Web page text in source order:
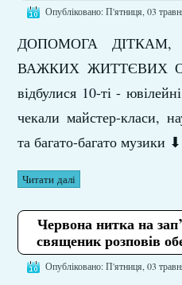
Опубліковано: П'ятниця, 03
ДОПОМОГА
ВАЖКИХ ЖИТТЄВИХ
відбулися 10-ті -
чекали майстер-класи,
та багато-багато музики ⬇
Читати далі
Червона нитка на
священик розповів
Опубліковано: П'ятниця, 03